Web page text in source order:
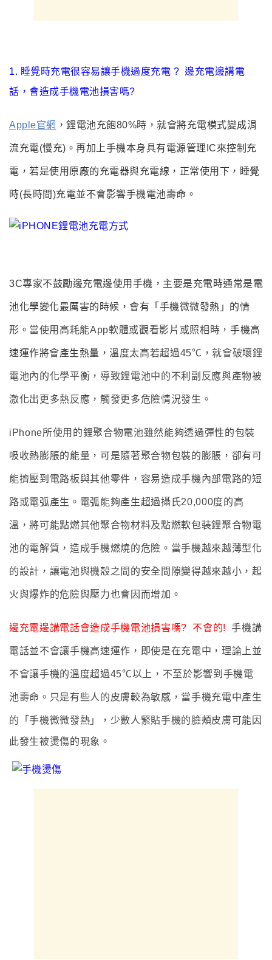
1. 睡覺時充電很容易讓手機過度充電 ? 邊充電邊講電
話 ，會造成手機電池損害嗎?
Apple官網 ，鋰電池充飽80%時 ， 就會將充電模式變成涓
流充電(慢充) 。再加上手機本身具有電源管理IC來控制充
電 ， 若是使用原廠的充電器與充電線 ， 正常使用下 ， 睡覺
時(長時間)充電並不會影響手機電池壽命。
3C專家不鼓勵邊充電邊使用手機 ， 主要是充電時通常是電
池化學變化最厲害的時候 ， 會有「手機微微發熱」的情
形 。 當使用高耗能App軟體或觀看影片或照相時 ，手機高
速運作將會產生熱量， 溫度太高若超過45℃，就會破壞鋰
電池內的化學平衡，導致鋰電池中的不利副反應與產物被
激化出更多熱反應，觸發更多危險情況發生 。
iPhone所使用的鋰聚合物電池雖然能夠透過彈性的包裝
吸收熱膨脹的能量，可是隨著聚合物包裝的膨脹，卻有可
能擠壓到電路板與其他零件，容易造成手機內部電路的短
路或電弧產生。電弧能夠產生超過攝氏20,000度的高
溫，將可能點燃其他聚合物材料及點燃軟包裝鋰聚合物電
池的電解質，造成手機燃燒的危險。 當手機越來越薄型化
的設計 ， 讓電池與機殼之間的安全間隙變得越來越小，起
火與爆炸的危險與壓力也會因而增加。
邊充電邊講電話會造成手機電池損害嗎? 不會的! 手機講
電話並不會讓手機高速運作 ，即使是在充電中 ， 理論上並
不會讓手機的溫度超過45℃以上 ，不至於影響到手機電
池壽命 。只是有些人的皮膚較為敏感 ，當手機充電中產生
的 「手機微微發熱」 ，少數人緊貼手機的臉頰皮膚可能因
此發生被燙傷的現象。